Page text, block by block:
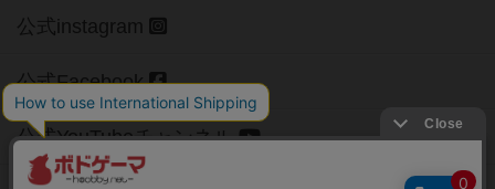
公式instagram
公式Facebook
公式YouTubeチャンネル